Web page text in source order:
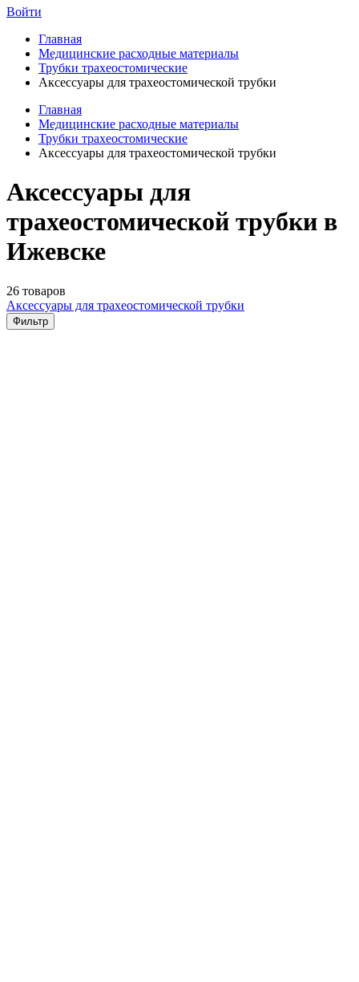
Войти
Главная
Медицинские расходные материалы
Трубки трахеостомические
Аксессуары для трахеостомической трубки
Главная
Медицинские расходные материалы
Трубки трахеостомические
Аксессуары для трахеостомической трубки
Аксессуары для
трахеостомической трубки в
Ижевске
26 товаров
Аксессуары для трахеостомической трубки
Фильтр